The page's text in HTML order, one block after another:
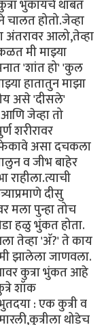
भुंकायचे थांबत
चालत होतो.जेव्हा
अंतरावर आलो,तेव्हा
मी माझ्या
'शांत हो' 'कुल
हातातुन माझा
असे 'दीसले'
जेव्हा तो
शरीरावर
फेकावे असा दचकला
व जीभ बाहेर
दीसु
मला पुन्हा तोच
हळु भुंकत होता.
तेव्हा 'अ‍ॅ?' ते काय
झालेला जाणवला.
कुत्रा भुंकत आहे
शॉक
: एक कुत्री व
थोडेच